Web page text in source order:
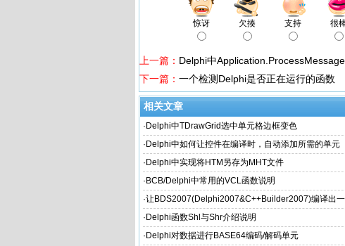
惊讶 欠揍 支持 很
上一篇： Delphi中
下一篇： 一个检测Delphi是否正在运行的函数
相关文章
· Delphi中TDrawGrid选中单元格边框变色
· Delphi中如何让控件在编译时，自动添加所需的单元
· Delphi中实现将HTM另存为MHT文件
· BCB/Delphi中常用的VCL函数说明
·让BDS2007(Delphi2007&C++Builder2007)编译出
个性的文件名
· Delphi函数Shl与Shr介绍说明
· Delphi对数据进行BASE64编码/解码单元